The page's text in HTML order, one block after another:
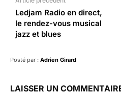
Ledjam Radio en direct,
le rendez-vous musical
jazz et blues
Posté par : Adrien Girard
LAISSER UN